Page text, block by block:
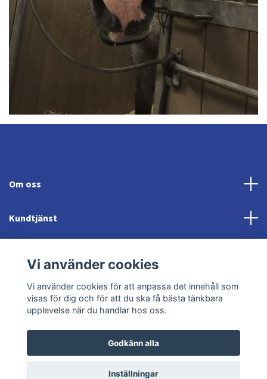
Om oss
Kundtjänst
Sociala medier
© 2026 Jonröds EquishopPowered by Quickbutik
Vi använder cookies
Vi använder cookies för att anpassa det innehåll som
visas för dig och för att du ska få bästa tänkbara
upplevelse när du handlar hos oss.
Godkänn alla
Inställningar